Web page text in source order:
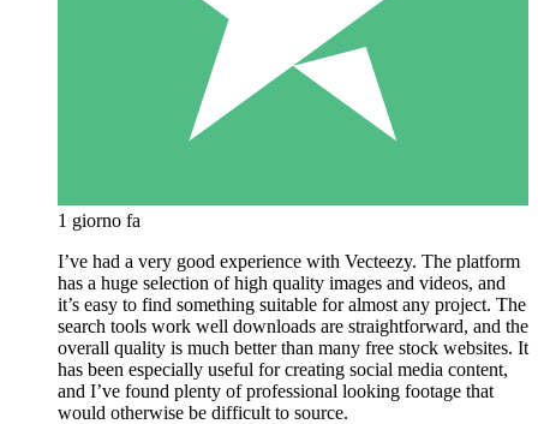
1 giorno fa
I’ve had a very good experience with Vecteezy. The platform
has a huge selection of high quality images and videos, and
it’s easy to find something suitable for almost any project. The
search tools work well downloads are straightforward, and the
overall quality is much better than many free stock websites. It
has been especially useful for creating social media content,
and I’ve found plenty of professional looking footage that
would otherwise be difficult to source.